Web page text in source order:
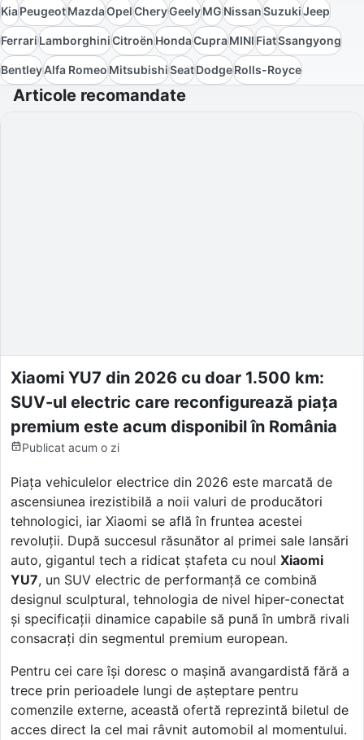
KiaPeugeotMazdaOpelCheryGeelyMGNissanSuzukiJeep
FerrariLamborghiniCitroënHondaCupraMINIFiatSsangyong
BentleyAlfa RomeoMitsubishiSeatDodgeRolls-Royce
Articole recomandate
Xiaomi YU7 din 2026 cu doar 1.500 km:
SUV-ul electric care reconfigurează piața
premium este acum disponibil în România
Publicat acum o zi
Piața vehiculelor electrice din 2026 este marcată de
ascensiunea irezistibilă a noii valuri de producători
tehnologici, iar Xiaomi se află în fruntea acestei
revoluții. După succesul răsunător al primei sale lansări
auto, gigantul tech a ridicat ștafeta cu noul Xiaomi
YU7, un SUV electric de performanță ce combină
designul sculptural, tehnologia de nivel hiper-conectat
și specificații dinamice capabile să pună în umbră rivali
consacrați din segmentul premium european.
Pentru cei care își doresc o mașină avangardistă fără a
trece prin perioadele lungi de așteptare pentru
comenzile externe, această ofertă reprezintă biletul de
acces direct la cel mai râvnit automobil al momentului.